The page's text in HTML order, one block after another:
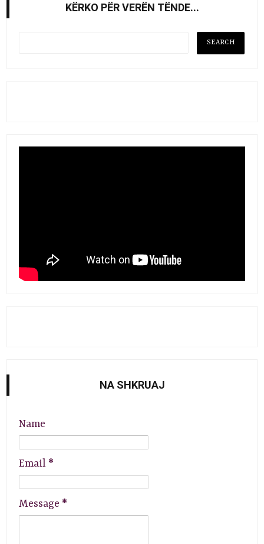
KËRKO PËR VERËN TËNDE...
NA SHKRUAJ
Name
Email *
Message *